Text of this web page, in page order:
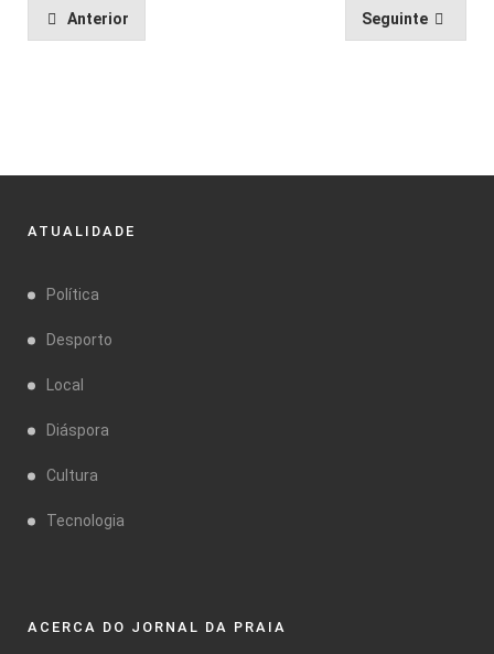
Anterior Seguinte
ATUALIDADE
Política
Desporto
Local
Diáspora
Cultura
Tecnologia
ACERCA DO JORNAL DA PRAIA